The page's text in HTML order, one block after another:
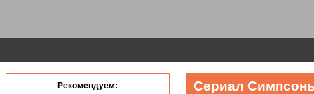
Сериал
Рекомендуем: